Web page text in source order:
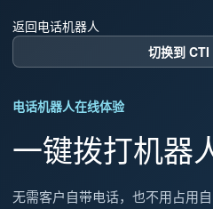
返回电话机器人
切换到 CTI
电话机器人在线体验
一键拨打机器
无需客户自带电话，也不用占用